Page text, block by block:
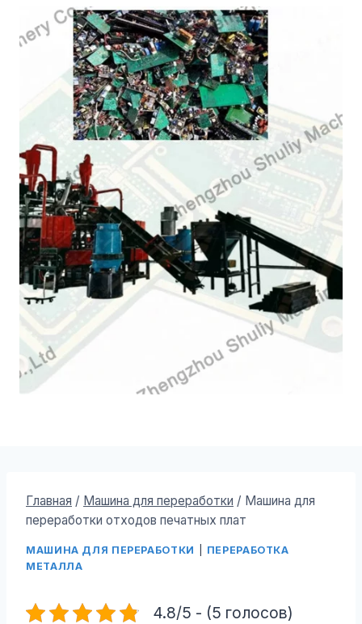
Главная / Машина для переработки / Машина для
переработки отходов печатных плат
МАШИНА ДЛЯ ПЕРЕРАБОТКИ
ПЕРЕРАБОТКА
МЕТАЛЛА
4.8/5 - (5 голосов)